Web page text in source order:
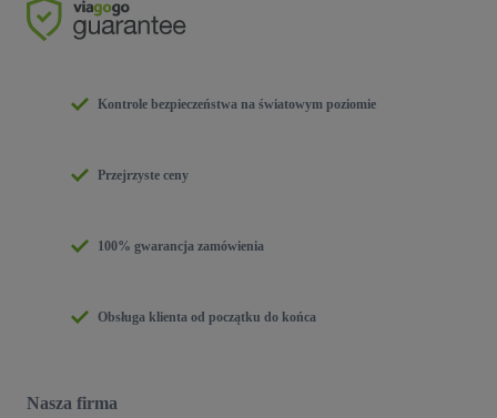
Kontrole bezpieczeństwa na światowym poziomie
Przejrzyste ceny
100% gwarancja zamówienia
Obsługa klienta od początku do końca
Nasza firma